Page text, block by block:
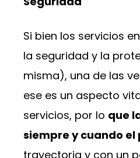
Si bien los servicios
la seguridad y la
misma), una de las
ese es un aspecto
servicios, por lo que
siempre y cuando
trayectoria y con un